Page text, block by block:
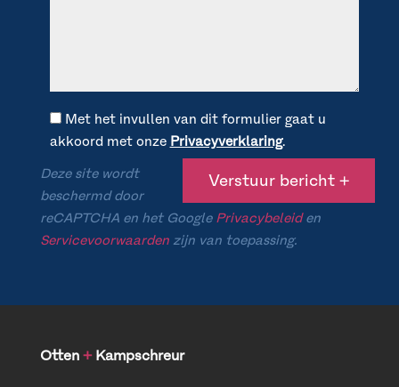
Met het invullen van dit formulier gaat u
akkoord met onze Privacyverklaring.
Deze site wordt
beschermd door
reCAPTCHA en het Google Privacybeleiden
Servicevoorwaardenzijn van toepassing.
Otten +Kampschreur